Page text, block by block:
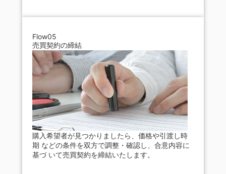
Flow05
売買契約の締結
購入希望者が見つかりましたら、価格や引渡し時
期 などの条件を双方で調整・確認し、合意内容に
基づ いて売買契約を締結いたします。